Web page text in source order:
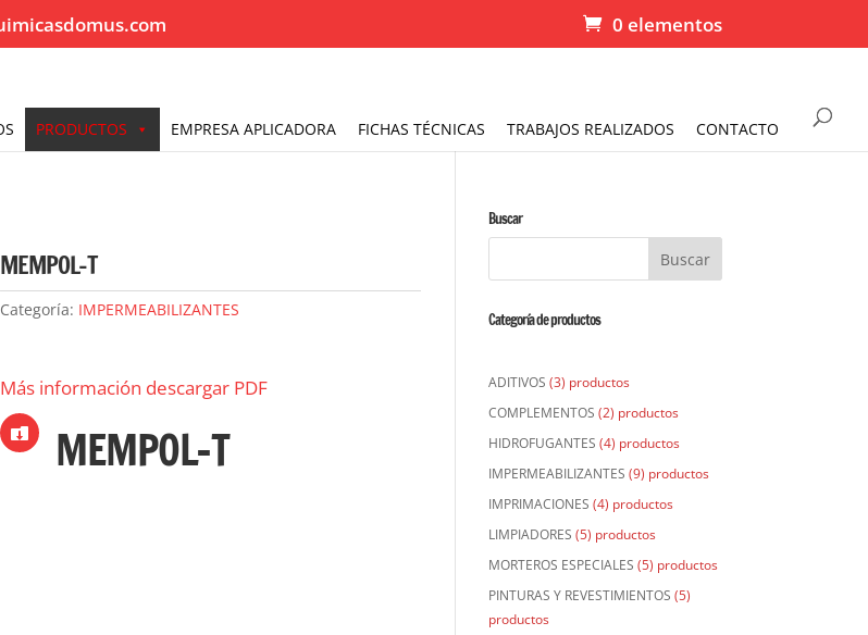
0 elementos
PRODUCTOS EMPRESA APLICADORA FICHAS TÉCNICAS TRABAJOS REALIZADOS CONTACTO
MEMPOL-T
Categoría: IMPERMEABILIZANTES
Más información descargar PDF
 MEMPOL-T
Buscar
Categoría de productos
ADITIVOS (3) productos
COMPLEMENTOS (2) productos
HIDROFUGANTES (4) productos
IMPERMEABILIZANTES (9) productos
IMPRIMACIONES (4) productos
LIMPIADORES (5) productos
MORTEROS ESPECIALES (5) productos
PINTURAS Y REVESTIMIENTOS (5)
productos